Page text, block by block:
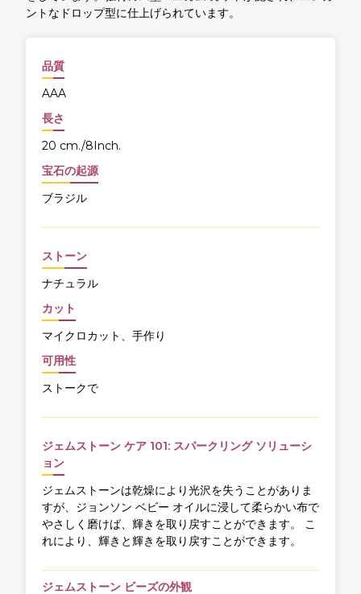
ントなドロップ型に仕上げられています。
品質
AAA
長さ
20 cm./8Inch.
宝石の起源
ブラジル
ストーン
ナチュラル
カット
マイクロカット、手作り
可用性
ストークで
ジェムストーン ケア 101: スパークリング ソリューシ
ョン
ジェムストーンは乾燥により光沢を失うことがありま
すが、ジョンソン ベビー オイルに浸して柔らかい布で
やさしく磨けば、輝きを取り戻すことができます。 こ
れにより、輝きと輝きを取り戻すことができます。
ジェムストーン ビーズの外観